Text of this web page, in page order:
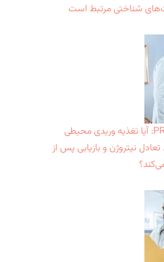
شناختی مرتبط است
طرح‌آزمایی PROGAIN: آیا تغذیه وریدی محیطی
تعادل نیتروژن و بازیابی پس از